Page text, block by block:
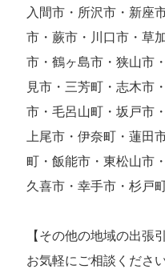
入間市・所沢市・新座
市・蕨市・川口市・草
市・鶴ヶ島市・狭山市
見市・三芳町・志木市
市・毛呂山町・坂戸市
上尾市・伊奈町・蓮田
町・飯能市・東松山市
久喜市・幸手市・杉戸
【その他の地域の出張
お気軽にご相談くださ